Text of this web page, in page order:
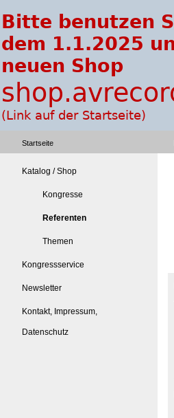
Startseite
Katalog / Shop
Kongresse
Referenten
Themen
Kongressservice
Newsletter
Kontakt, Impressum,
Datenschutz